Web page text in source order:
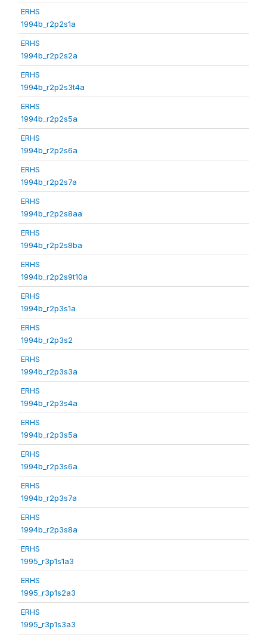
ERHS
1994b_r2p2s1a
ERHS
1994b_r2p2s2a
ERHS
1994b_r2p2s3t4a
ERHS
1994b_r2p2s5a
ERHS
1994b_r2p2s6a
ERHS
1994b_r2p2s7a
ERHS
1994b_r2p2s8aa
ERHS
1994b_r2p2s8ba
ERHS
1994b_r2p2s9t10a
ERHS
1994b_r2p3s1a
ERHS
1994b_r2p3s2
ERHS
1994b_r2p3s3a
ERHS
1994b_r2p3s4a
ERHS
1994b_r2p3s5a
ERHS
1994b_r2p3s6a
ERHS
1994b_r2p3s7a
ERHS
1994b_r2p3s8a
ERHS
1995_r3p1s1a3
ERHS
1995_r3p1s2a3
ERHS
1995_r3p1s3a3